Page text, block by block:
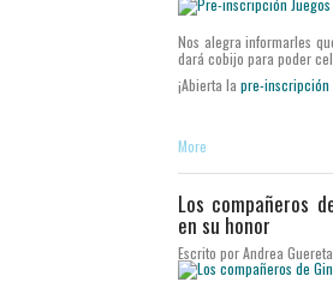
Nos alegra informarles
dará cobijo para poder
¡Abierta la pre-inscripción
More
Los compañeros
en su honor
Escrito porAndrea Guereta